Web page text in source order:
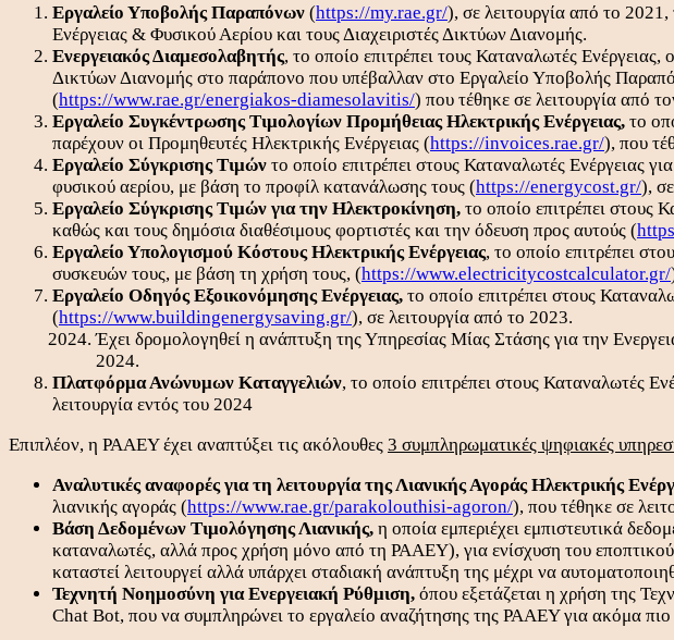
Εργαλείο Υποβολής Παραπόνων (https://my.rae.gr/), σε λειτουργία από το
Ενέργειας & Φυσικού Αερίου και τους Διαχειριστές Δικτύων Διανομής.
Ενεργειακός Διαμεσολαβητής, το οποίο επιτρέπει τους Καταναλωτές
Δικτύων Διανομής στο παράπονο που υπέβαλλαν στο Εργαλείο Υποβολής
(https://www.rae.gr/energiakos-diamesolavitis/) που τέθηκε σε λειτουργία από
Εργαλείο Συγκέντρωσης Τιμολογίων Προμήθειας Ηλεκτρικής Ενέργειας, το
παρέχουν οι Προμηθευτές Ηλεκτρικής Ενέργειας (https://invoices.rae.gr/), που
Εργαλείο Σύγκρισης Τιμών το οποίο επιτρέπει στους Καταναλωτές Ενέργειας
φυσικού αερίου, με βάση το προφίλ κατανάλωσης τους (https://energycost.gr/),
Εργαλείο Σύγκρισης Τιμών για την Ηλεκτροκίνηση, το οποίο επιτρέπει στους
καθώς και τους δημόσια διαθέσιμους φορτιστές και την όδευση προς αυτούς (
Εργαλείο Υπολογισμού Κόστους Ηλεκτρικής Ενέργειας, το οποίο επιτρέπει
συσκευών τους, με βάση τη χρήση τους, (https://www.electricitycostcalculator.gr/
Εργαλείο Οδηγός Εξοικονόμησης Ενέργειας, το οποίο επιτρέπει στους
(https://www.buildingenergysaving.gr/), σε λειτουργία από το 2023.
Έχει δρομολογηθεί η ανάπτυξη της Υπηρεσίας Μίας Στάσης για την
2024.
Πλατφόρμα Ανώνυμων Καταγγελιών, το οποίο επιτρέπει στους Καταναλωτές
λειτουργία εντός του 2024
Επιπλέον, η ΡΑΑΕΥ έχει αναπτύξει τις ακόλουθες 3 συμπληρωματικές ψηφιακές
Αναλυτικές αναφορές για τη λειτουργία της Λιανικής Αγοράς Ηλεκτρικής
λιανικής αγοράς (https://www.rae.gr/parakolouthisi-agoron/), που τέθηκε σε
Βάση Δεδομένων Τιμολόγησης Λιανικής, η οποία εμπεριέχει εμπιστευτικά
καταναλωτές, αλλά προς χρήση μόνο από τη ΡΑΑΕΥ), για ενίσχυση του
καταστεί λειτουργεί αλλά υπάρχει σταδιακή ανάπτυξη της μέχρι να
Τεχνητή Νοημοσύνη για Ενεργειακή Ρύθμιση, όπου εξετάζεται η χρήση της
Chat Bot, που να συμπληρώνει το εργαλείο αναζήτησης της ΡΑΑΕΥ για ακόμα